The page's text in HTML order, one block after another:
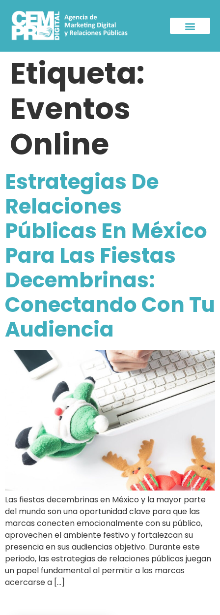
Etiqueta:
Eventos
Online
Estrategias De
Relaciones
Públicas En México
Para Las Fiestas
Decembrinas:
Conectando Con Tu
Audiencia
Las fiestas decembrinas en México y la mayor parte
del mundo son una oportunidad clave para que las
marcas conecten emocionalmente con su público,
aprovechen el ambiente festivo y fortalezcan su
presencia en sus audiencias objetivo. Durante este
periodo, las estrategias de relaciones públicas juegan
un papel fundamental al permitir a las marcas
acercarse a […]